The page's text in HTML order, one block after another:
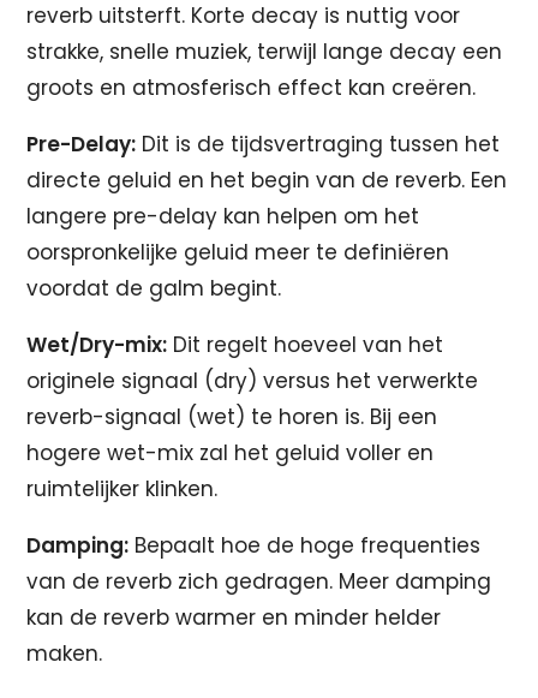
reverb uitsterft. Korte decay is nuttig voor
strakke, snelle muziek, terwijl lange decay een
groots en atmosferisch effect kan creëren.
Pre-Delay: Dit is de tijdsvertraging tussen het
directe geluid en het begin van de reverb. Een
langere pre-delay kan helpen om het
oorspronkelijke geluid meer te definiëren
voordat de galm begint.
Wet/Dry-mix: Dit regelt hoeveel van het
originele signaal (dry) versus het verwerkte
reverb-signaal (wet) te horen is. Bij een
hogere wet-mix zal het geluid voller en
ruimtelijker klinken.
Damping: Bepaalt hoe de hoge frequenties
van de reverb zich gedragen. Meer damping
kan de reverb warmer en minder helder
maken.